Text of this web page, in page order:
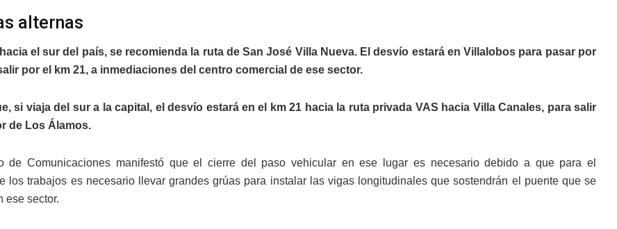
alternas
el sur del país, se recomienda la ruta de San José Villa Nueva. El desvío estará en Villalobos para pasar por
por el km 21, a inmediaciones del centro comercial de ese sector.
si viaja del sur a la capital, el desvío estará en el km 21 hacia la ruta privada VAS hacia Villa Canales, para salir
de Los Álamos.
de Comunicaciones manifestó que el cierre del paso vehicular en ese lugar es necesario debido a que para el
los trabajos es necesario llevar grandes grúas para instalar las vigas longitudinales que sostendrán el puente que se
ese sector.